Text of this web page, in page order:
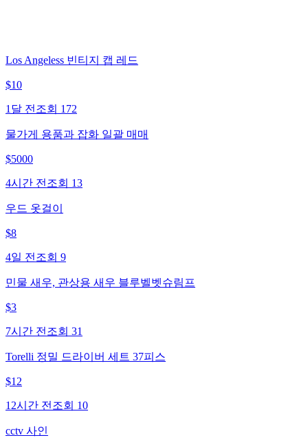
Los Angeless 빈티지 캡 레드
$10
1달 전 조회 172
물가게 용품과 잡화 일괄 매매
$5000
4시간 전 조회 13
우드 옷걸이
$8
4일 전 조회 9
민물 새우, 관상용 새우 블루벨벳슈림프
$3
7시간 전 조회 31
Torelli 정밀 드라이버 세트 37피스
$12
12시간 전 조회 10
cctv 사인